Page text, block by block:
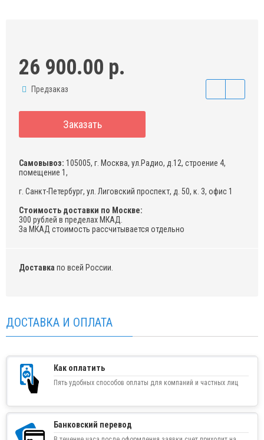
26 900.00 р.
Предзаказ
Заказать
Самовывоз: 105005, г. Москва, ул.Радио, д.12, строение 4,
помещение 1,
г. Санкт-Петербург, ул. Лиговский проспект, д. 50, к. 3, офис 1
Стоимость доставки по Москве:
300 рублей в пределах МКАД.
За МКАД стоимость рассчитывается отдельно
Доставка по всей России.
ДОСТАВКА И ОПЛАТА
Как оплатить
Пять удобных способов оплаты для компаний и частных лиц
Банковский перевод